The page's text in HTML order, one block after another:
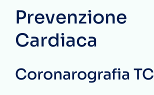
Prevenzione
Cardiaca
Coronarografia TC